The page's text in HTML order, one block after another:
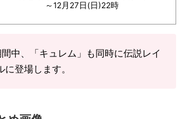
～12月27日(日)22時
中、「キュレム」も同時に伝説レイ
に登場します。